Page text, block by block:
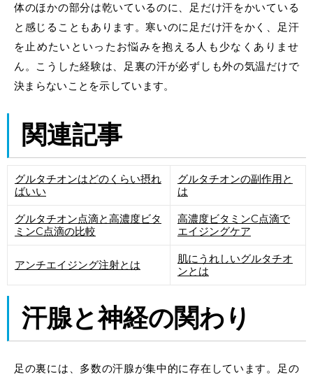
体のほかの部分は乾いているのに、足だけ汗をかいている
と感じることもあります。寒いのに足だけ汗をかく、足汗
を止めたいといったお悩みを抱える人も少なくありませ
ん。こうした経験は、足裏の汗が必ずしも外の気温だけで
決まらないことを示しています。
関連記事
グルタチオンはどのくらい摂れ
ばいい
グルタチオンの副作用と
は
グルタチオン点滴と高濃度ビタ
ミンC点滴の比較
高濃度ビタミンC点滴で
エイジングケア
アンチエイジング注射とは
肌にうれしいグルタチオ
ンとは
汗腺と神経の関わり
足の裏には、多数の汗腺が集中的に存在しています。足の